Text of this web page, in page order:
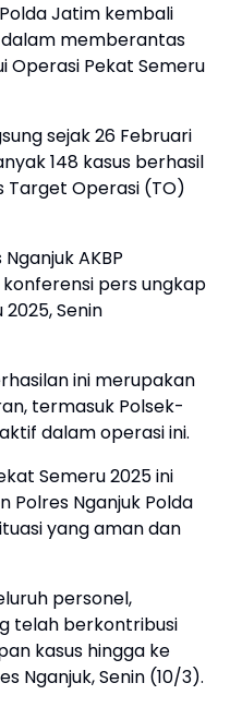
Jatim kembali
memberantas
Operasi Pekat Semeru
sejak 26 Februari
148 kasus berhasil
Target Operasi (TO)
AKBP
konferensi pers ungkap
Senin
ini merupakan
termasuk Polsek-
dalam operasi ini.
Semeru 2025 ini
Nganjuk Polda
yang aman dan
personel,
telah berkontribusi
kasus hingga ke
Nganjuk, Senin (10/3).